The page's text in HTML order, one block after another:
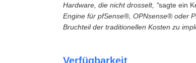
Hardware, die nicht drosselt, "sagte ein
Engine für pfSense®, OPNsense® oder
Bruchteil der traditionellen Kosten zu
Verfügbarkeit